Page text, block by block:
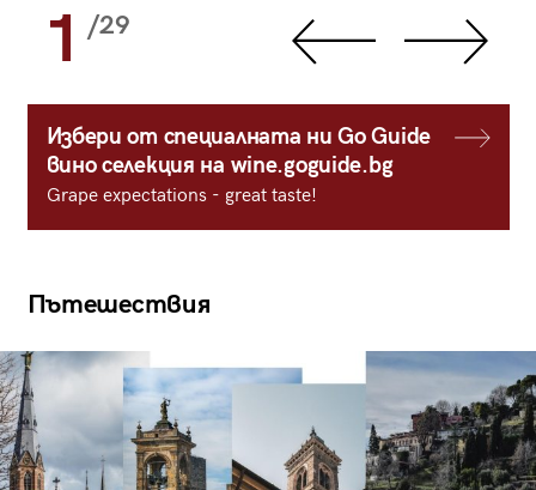
1 /29
Избери от специалната ни Go Guide
вино селекция на wine.goguide.bg
Grape expectations - great taste!
Пътешествия